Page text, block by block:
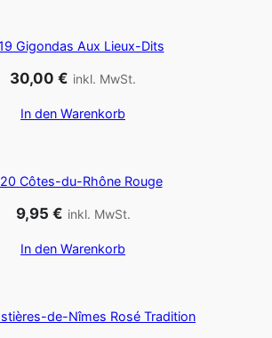
Gigondas Aux Lieux-Dits
30,00 € inkl. MwSt.
In den Warenkorb
Côtes-du-Rhône Rouge
9,95 € inkl. MwSt.
In den Warenkorb
de-Nîmes Rosé Tradition